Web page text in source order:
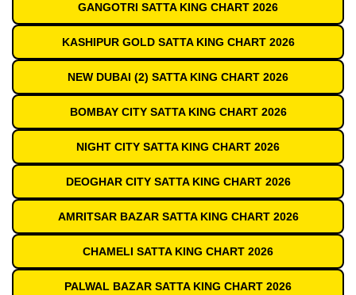
GANGOTRI SATTA KING CHART 2026
KASHIPUR GOLD SATTA KING CHART 2026
NEW DUBAI (2) SATTA KING CHART 2026
BOMBAY CITY SATTA KING CHART 2026
NIGHT CITY SATTA KING CHART 2026
DEOGHAR CITY SATTA KING CHART 2026
AMRITSAR BAZAR SATTA KING CHART 2026
CHAMELI SATTA KING CHART 2026
PALWAL BAZAR SATTA KING CHART 2026